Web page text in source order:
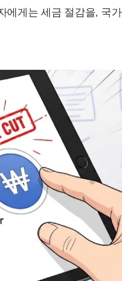
에게는 세금 절감을, 국